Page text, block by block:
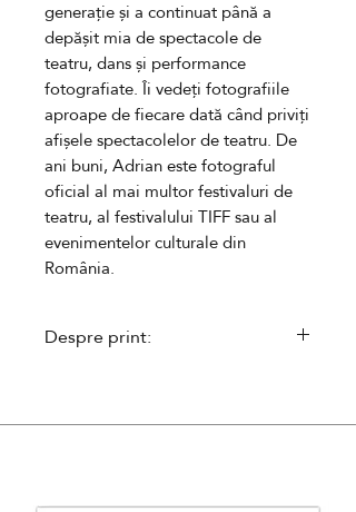
generație și a continuat până a
depășit mia de spectacole de
teatru, dans și performance
fotografiate. Îi vedeți fotografiile
aproape de fiecare dată când priviți
afișele spectacolelor de teatru. De
ani buni, Adrian este fotograful
oficial al mai multor festivaluri de
teatru, al festivalului TIFF sau al
evenimentelor culturale din
România.
Despre print:
- semnat de către autor șiînsoțit